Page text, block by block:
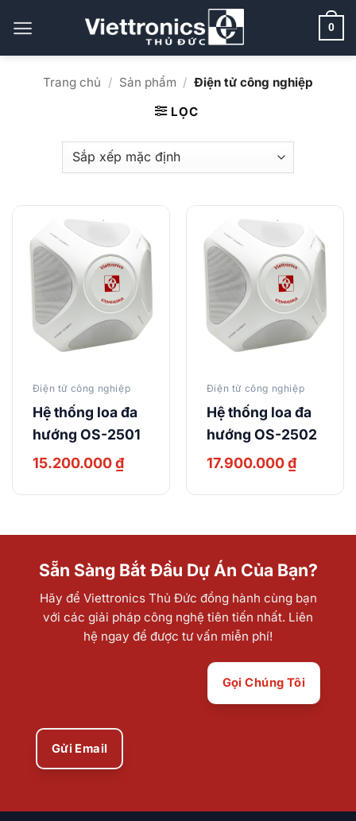
qua
0
Trang chủ / Sản phẩm / Điện tử công nghiệp
LỌC
Điện tử công nghiệp
Hệ thống loa đa
hướng OS-2501
15.200.000₫
Điện tử công nghiệp
Hệ thống loa đa
hướng OS-2502
17.900.000₫
Sẵn Sàng Bắt Đầu Dự Án Của Bạn?
Hãy để Viettronics Thủ Đức đồng hành cùng bạn
với các giải pháp công nghệ tiên tiến nhất. Liên
hệ ngay để được tư vấn miễn phí!
Gọi Chúng Tôi
Gửi Email